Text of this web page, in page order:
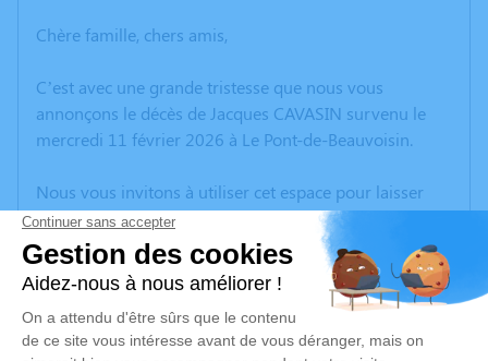
Chère famille, chers amis,
C’est avec une grande tristesse que nous vous
annonçons le décès de Jacques CAVASIN survenu le
mercredi 11 février 2026 à Le Pont-de-Beauvoisin.
Nous vous invitons à utiliser cet espace pour laisser
vos condoléances, partager des photos souvenirs, une
anecdote ou exprimer vos pensées à travers des
poèmes ou des textes. Cet endroit est un lieu
d'expression dédié à honorer la mémoire de Jacques
CAVASIN.